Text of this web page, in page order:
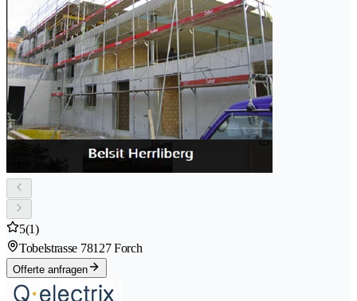
5(1)
Tobelstrasse 78127 Forch
Offerte anfragen